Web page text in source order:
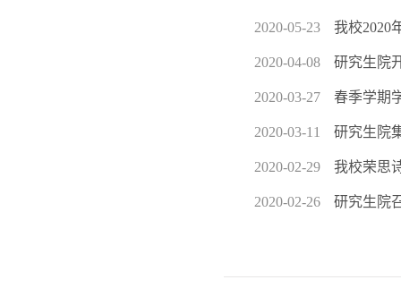
2020-05-23 我校2020
2020-04-08 研究生院
2020-03-27 春季学期
2020-03-11 研究生院
2020-02-29 我校荣思
2020-02-26 研究生院